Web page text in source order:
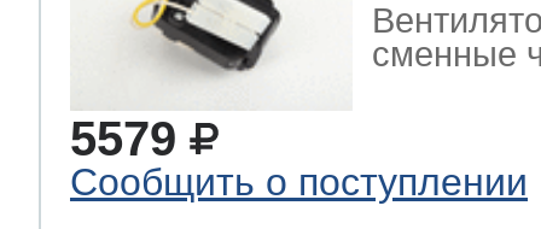
сменные
5579
Сообщить о поступлении